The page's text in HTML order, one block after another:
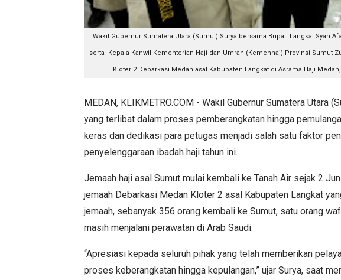
Wakil Gubernur Sumatera Utara (Sumut) Surya bersama Bupati Langkat Syah
serta Kepala Kanwil Kementerian Haji dan Umrah (Kemenhaj) Provinsi Sumut
Kloter 2 Debarkasi Medan asal Kabupaten Langkat di Asrama Haji
MEDAN, KLIKMETRO.COM - Wakil Gubernur Sumatera Utara
yang terlibat dalam proses pemberangkatan hingga
keras dan dedikasi para petugas menjadi salah satu faktor
penyelenggaraan ibadah haji tahun ini.
Jemaah haji asal Sumut mulai kembali ke Tanah Air sejak 2
jemaah Debarkasi Medan Kloter 2 asal Kabupaten Langkat
jemaah, sebanyak 356 orang kembali ke Sumut, satu orang
masih menjalani perawatan di Arab Saudi.
“Apresiasi kepada seluruh pihak yang telah memberikan
proses keberangkatan hingga kepulangan,” ujar Surya, saat